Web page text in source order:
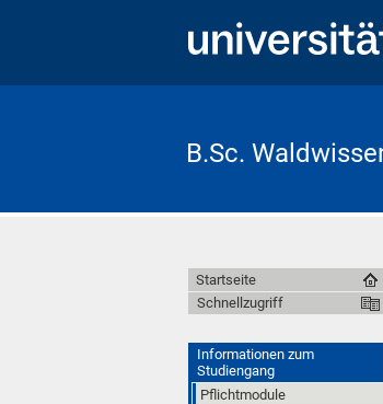
B.Sc.
Startseite
Schnellzugriff
Informationen zum
Studiengang
Pflichtmodule